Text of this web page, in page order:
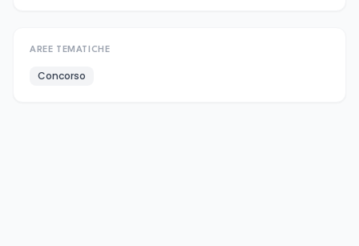
AREE TEMATICHE
Concorso